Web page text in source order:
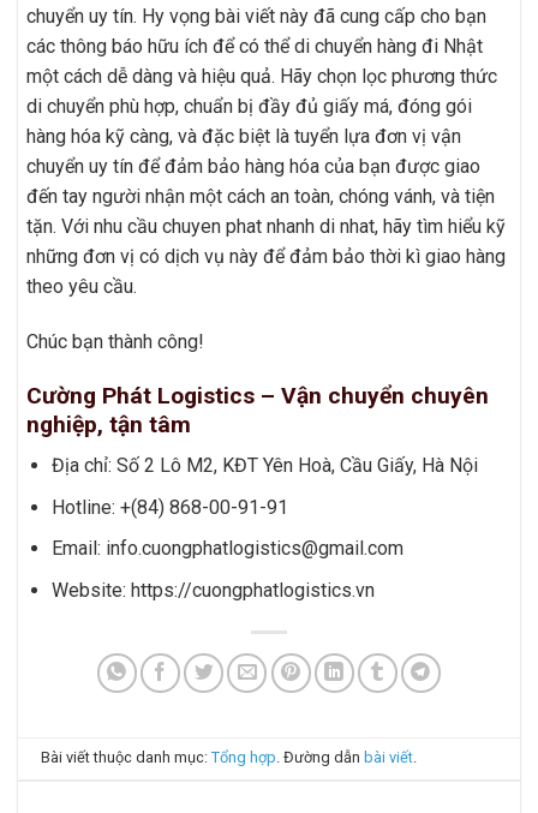
chuyển uy tín. Hy vọng bài viết này đã cung cấp cho bạn
các thông báo hữu ích để có thể di chuyển hàng đi Nhật
một cách dễ dàng và hiệu quả. Hãy chọn lọc phương thức
di chuyển phù hợp, chuẩn bị đầy đủ giấy má, đóng gói
hàng hóa kỹ càng, và đặc biệt là tuyển lựa đơn vị vận
chuyển uy tín để đảm bảo hàng hóa của bạn được giao
đến tay người nhận một cách an toàn, chóng vánh, và tiện
tặn. Với nhu cầu chuyen phat nhanh di nhat, hãy tìm hiểu kỹ
những đơn vị có dịch vụ này để đảm bảo thời kì giao hàng
theo yêu cầu.
Chúc bạn thành công!
Cường Phát Logistics – Vận chuyển chuyên
nghiệp, tận tâm
Địa chỉ: Số 2 Lô M2, KĐT Yên Hoà, Cầu Giấy, Hà Nội
Hotline: +(84) 868-00-91-91
Email: info.cuongphatlogistics@gmail.com
Website: https://cuongphatlogistics.vn
Bài viết thuộc danh mục:Tổng hợp. Đường dẫn bài viết.